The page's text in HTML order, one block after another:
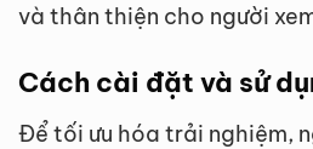
và thân thiện cho người
Cách cài đặt và sử
Để tối ưu hóa trải nghiệm,